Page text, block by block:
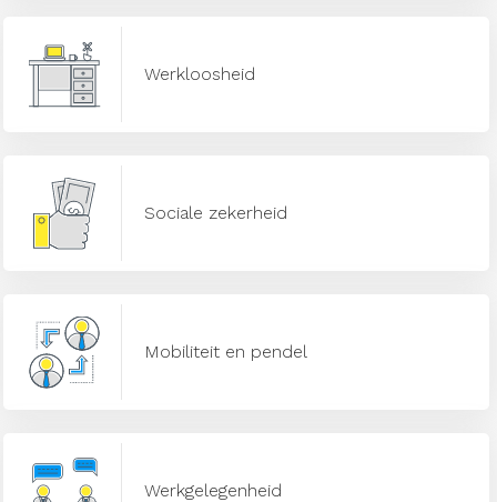
Werkloosheid
Sociale zekerheid
Mobiliteit en pendel
Werkgelegenheid